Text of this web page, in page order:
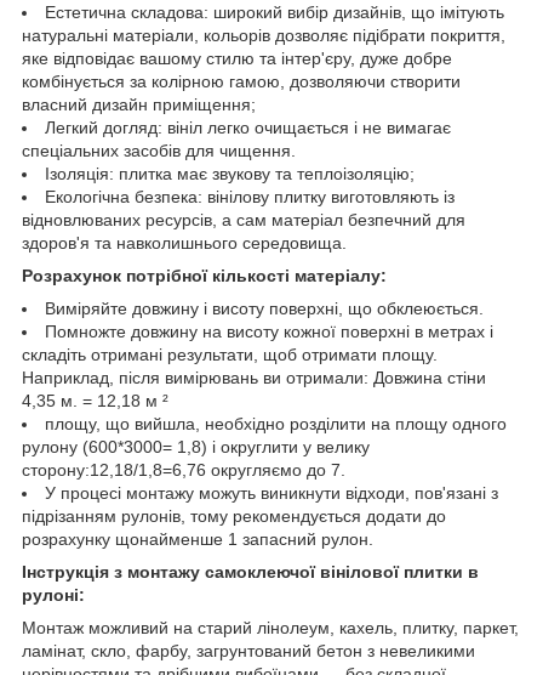
Естетична складова: широкий вибір дизайнів, що імітують
натуральні матеріали, кольорів дозволяє підібрати покриття,
яке відповідає вашому стилю та інтер'єру, дуже добре
комбінується за колірною гамою, дозволяючи створити
власний дизайн приміщення;
Легкий догляд: вініл легко очищається і не вимагає
спеціальних засобів для чищення.
Ізоляція: плитка має звукову та теплоізоляцію;
Екологічна безпека: вінілову плитку виготовляють із
відновлюваних ресурсів, а сам матеріал безпечний для
здоров'я та навколишнього середовища.
Розрахунок потрібної кількості матеріалу:
Виміряйте довжину і висоту поверхні, що обклеюється.
Помножте довжину на висоту кожної поверхні в метрах і
складіть отримані результати, щоб отримати площу.
Наприклад, після вимірювань ви отримали: Довжина стіни
4,35 м. = 12,18 м ²
площу, що вийшла, необхідно розділити на площу одного
рулону (600*3000= 1,8) і округлити у велику
сторону:12,18/1,8=6,76 округляємо до 7.
У процесі монтажу можуть виникнути відходи, пов'язані з
підрізанням рулонів, тому рекомендується додати до
розрахунку щонайменше 1 запасний рулон.
Інструкція з монтажу самоклеючої вінілової плитки в
рулоні:
Монтаж можливий на старий лінолеум, кахель, плитку, паркет,
ламінат, скло, фарбу, загрунтований бетон з невеликими